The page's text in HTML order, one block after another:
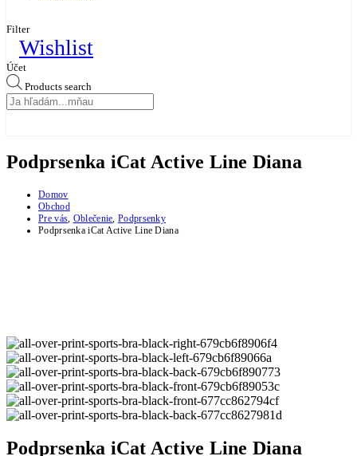
Filter
Wishlist
Účet
Products search
Podprsenka iCat Active Line Diana
Domov
Obchod
Pre vás Oblečenie ,Podprsenky
Podprsenka iCat Active Line Diana
Podprsenka iCat Active Line Diana